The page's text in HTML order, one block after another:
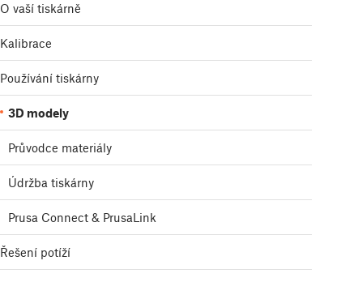
O vaší tiskárně
Kalibrace
Používání tiskárny
3D modely
Průvodce materiály
Údržba tiskárny
Prusa Connect & PrusaLink
Řešení potíží